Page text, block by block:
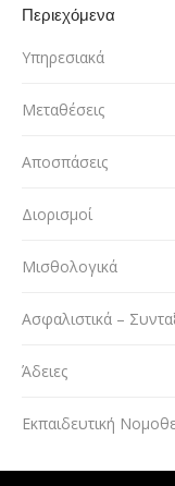
Περιεχόμενα
Υπηρεσιακά
Μεταθέσεις
Αποσπάσεις
Διορισμοί
Μισθολογικά
Ασφαλιστικά –
Άδειες
Εκπαιδευτική